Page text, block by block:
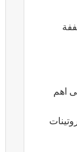
المجففة
اهم